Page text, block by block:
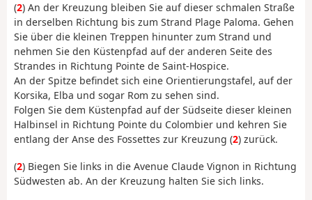
(2) An der Kreuzung bleiben Sie auf dieser schmalen Straße
in derselben Richtung bis zum Strand Plage Paloma. Gehen
Sie über die kleinen Treppen hinunter zum Strand und
nehmen Sie den Küstenpfad auf der anderen Seite des
Strandes in Richtung Pointe de Saint-Hospice.
An der Spitze befindet sich eine Orientierungstafel, auf der
Korsika, Elba und sogar Rom zu sehen sind.
Folgen Sie dem Küstenpfad auf der Südseite dieser kleinen
Halbinsel in Richtung Pointe du Colombier und kehren Sie
entlang der Anse des Fossettes zur Kreuzung (2) zurück.
(2) Biegen Sie links in die Avenue Claude Vignon in Richtung
Südwesten ab. An der Kreuzung halten Sie sich links.